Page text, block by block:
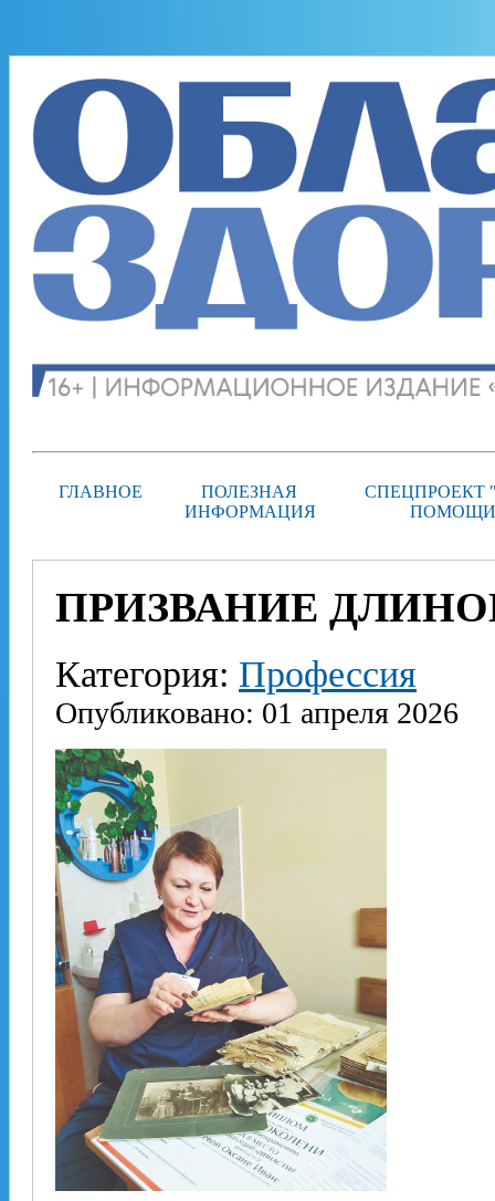
ГЛАВНОЕ
ПОЛЕЗНАЯ
ИНФОРМАЦИЯ
СПЕЦПРОЕКТ
ПРИЗВАНИЕ
Категория: Профессия
Опубликовано: 01 апреля 2026